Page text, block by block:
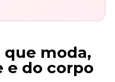
que moda,
e do corpo